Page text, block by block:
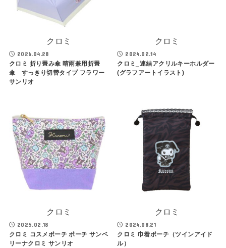
クロミ
2026.04.28
クロミ 折り畳み傘 晴雨兼用折畳
傘 すっきり切替タイプ フラワー
サンリオ
クロミ
2024.02.14
クロミ_連結アクリルキーホルダー
(グラフアートイラスト)
クロミ
2025.02.18
クロミ コスメポーチ ポーチ サンベ
リーナクロミ サンリオ
クロミ
2024.08.21
クロミ 巾着ポーチ（ツインアイド
ル）